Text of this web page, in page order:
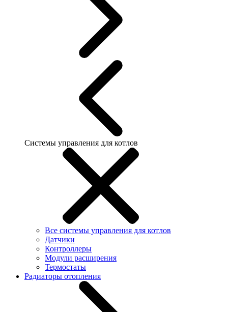
Системы управления для котлов
Все системы управления для котлов
Датчики
Контроллеры
Модули расширения
Термостаты
Радиаторы отопления